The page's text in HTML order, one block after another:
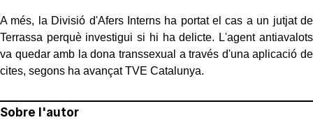
A més, la Divisió d'Afers Interns ha portat el cas a un jutjat de
Terrassa perquè investigui si hi ha delicte. L'agent antiavalots
va quedar amb la dona transsexual a través d'una aplicació de
cites, segons ha avançat TVE Catalunya.
Sobre l'autor